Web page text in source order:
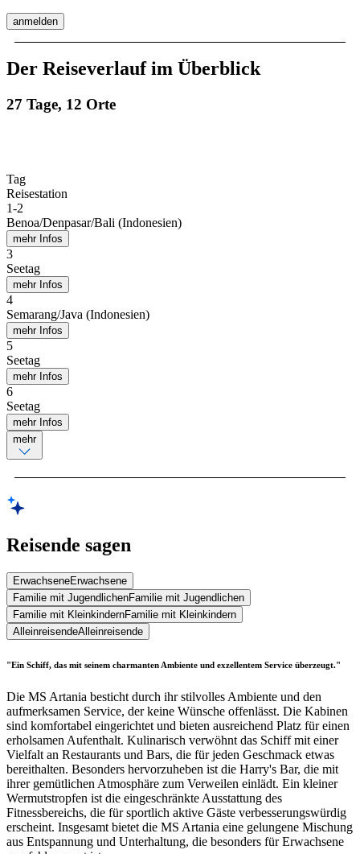
anmelden
Der Reiseverlauf im Überblick
27 Tage, 12 Orte
Tag
Reisestation
1-2
Benoa/Denpasar/Bali (Indonesien)
mehr Infos
3
Seetag
mehr Infos
4
Semarang/Java (Indonesien)
mehr Infos
5
Seetag
mehr Infos
6
Seetag
mehr Infos
mehr
Reisende sagen
ErwachseneErwachsene
Familie mit JugendlichenFamilie mit Jugendlichen
Familie mit KleinkindernFamilie mit Kleinkindern
AlleinreisendeAlleinreisende
"Ein Schiff, das mit seinem charmanten Ambiente und exzellentem Service überzeugt."
Die MS Artania besticht durch ihr stilvolles Ambiente und den
aufmerksamen Service, der keine Wünsche offenlässt. Die Kabinen
sind komfortabel eingerichtet und bieten ausreichend Platz für einen
erholsamen Aufenthalt. Kulinarisch verwöhnt das Schiff mit einer
Vielfalt an Restaurants und Bars, die für jeden Geschmack etwas
bereithalten. Besonders hervorzuheben ist die Harry's Bar, die mit
ihrer gemütlichen Atmosphäre zum Verweilen einlädt. Ein kleiner
Wermutstropfen ist die eingeschränkte Ausstattung des
Fitnessbereichs, die für sportlich aktive Gäste verbesserungswürdig
erscheint. Insgesamt bietet die MS Artania eine gelungene Mischung
aus Entspannung und Unterhaltung, die besonders für Erwachsene